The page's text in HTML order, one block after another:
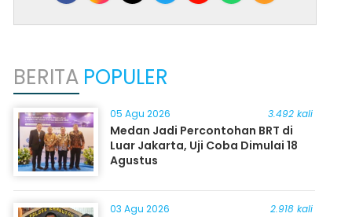
BERITA POPULER
05 Agu 2026 3.492 kali
Medan Jadi Percontohan BRT di
Luar Jakarta, Uji Coba Dimulai 18
Agustus
03 Agu 2026 2.918 kali